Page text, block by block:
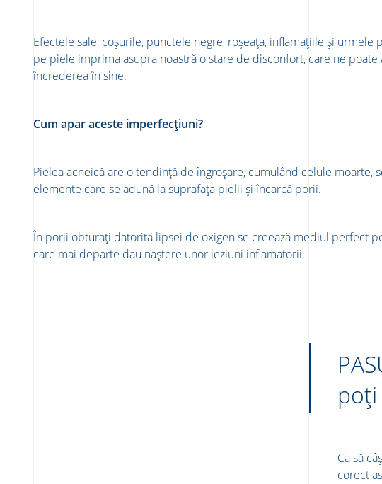
​Efectele sale, coșurile, punctele negre, roșeața, inflamațiile și urmele
pe piele imprima asupra noastră o stare de disconfort, care ne poate
încrederea în sine. ​
​Cum apar aceste imperfecțiuni?​
​Pielea acneică are o tendință de îngroșare, cumulând celule moarte,
elemente care se adună la suprafața pielii și încarcă porii. ​
​În porii obturați datorită lipsei de oxigen se creează mediul perfect
care mai departe dau naștere unor leziuni inflamatorii.
poți
Ca să
corect